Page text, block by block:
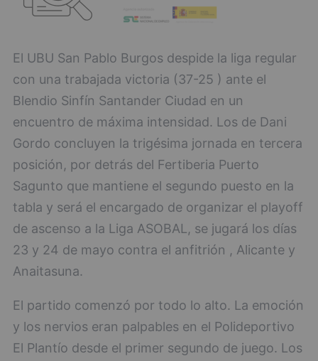
El UBU San Pablo Burgos despide la liga regular
con una trabajada victoria (37-25 ) ante el
Blendio Sinfín Santander Ciudad en un
encuentro de máxima intensidad. Los de Dani
Gordo concluyen la trigésima jornada en tercera
posición, por detrás del Fertiberia Puerto
Sagunto que mantiene el segundo puesto en la
tabla y será el encargado de organizar el playoff
de ascenso a la Liga ASOBAL, se jugará los días
23 y 24 de mayo contra el anfitrión , Alicante y
Anaitasuna.
El partido comenzó por todo lo alto. La emoción
y los nervios eran palpables en el Polideportivo
El Plantío desde el primer segundo de juego. Los